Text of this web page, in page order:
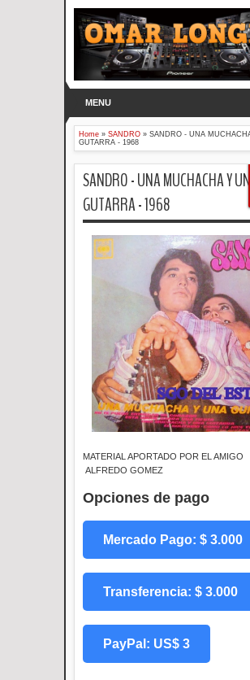
MENU
Home » SANDRO » SANDRO - UNA
GUTARRA - 1968
SANDRO - UNA MUCHACHA Y
GUTARRA - 1968
MATERIAL APORTADO POR EL AMIGO
ALFREDO GOMEZ
Opciones de pago
Mercado Pago: $ 3.000
Transferencia: $ 3.000
PayPal: US$ 3